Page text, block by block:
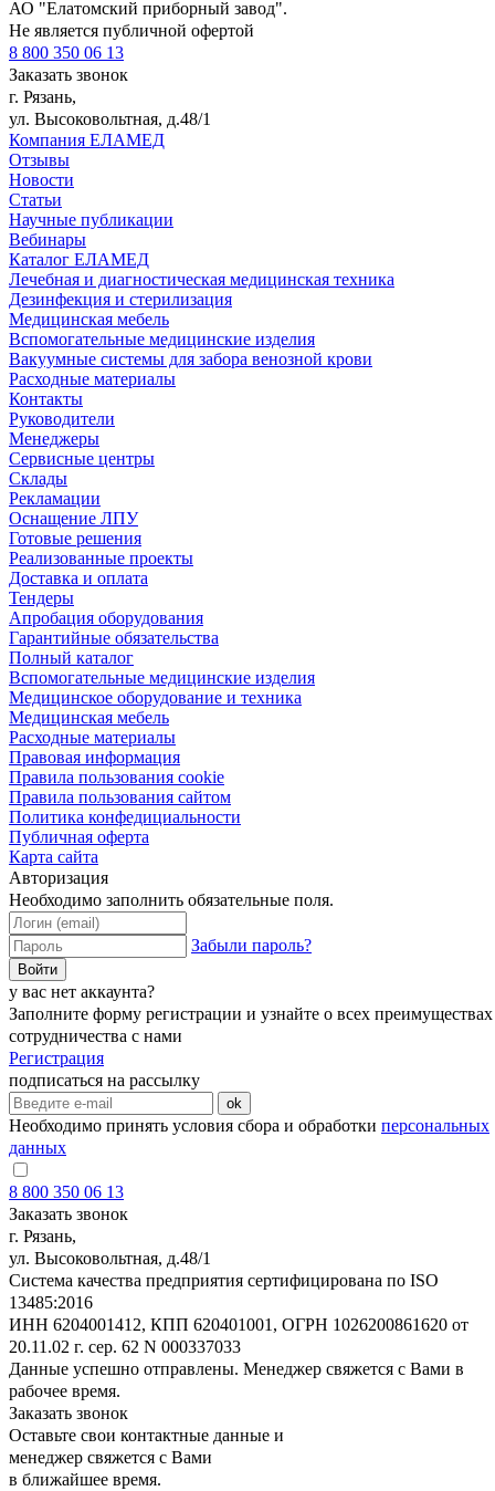
АО "Елатомский приборный завод".
Не является публичной офертой
8 800 350 06 13
Заказать звонок
г. Рязань,
ул. Высоковольтная, д.48/1
Компания ЕЛАМЕД
Отзывы
Новости
Статьи
Научные публикации
Вебинары
Каталог ЕЛАМЕД
Лечебная и диагностическая медицинская техника
Дезинфекция и стерилизация
Медицинская мебель
Вспомогательные медицинские изделия
Вакуумные системы для забора венозной крови
Расходные материалы
Контакты
Руководители
Менеджеры
Сервисные центры
Склады
Рекламации
Оснащение ЛПУ
Готовые решения
Реализованные проекты
Доставка и оплата
Тендеры
Апробация оборудования
Гарантийные обязательства
Полный каталог
Вспомогательные медицинские изделия
Медицинское оборудование и техника
Медицинская мебель
Расходные материалы
Правовая информация
Правила пользования cookie
Правила пользования сайтом
Политика конфедициальности
Публичная оферта
Карта сайта
Авторизация
Необходимо заполнить обязательные поля.
Забыли пароль?
Войти
у вас нет аккаунта?
Заполните форму регистрации и узнайте о всех преимуществах
сотрудничества с нами
Регистрация
подписаться на рассылку
ok
Необходимо принять условия сбора и обработки персональных
данных
8 800 350 06 13
Заказать звонок
г. Рязань,
ул. Высоковольтная, д.48/1
Система качества предприятия сертифицирована по ISO
13485:2016
ИНН 6204001412, КПП 620401001, ОГРН 1026200861620 от
20.11.02 г. сер. 62 N 000337033
Данные успешно отправлены. Менеджер свяжется с Вами в
рабочее время.
Заказать звонок
Оставьте свои контактные данные и
менеджер свяжется с Вами
в ближайшее время.